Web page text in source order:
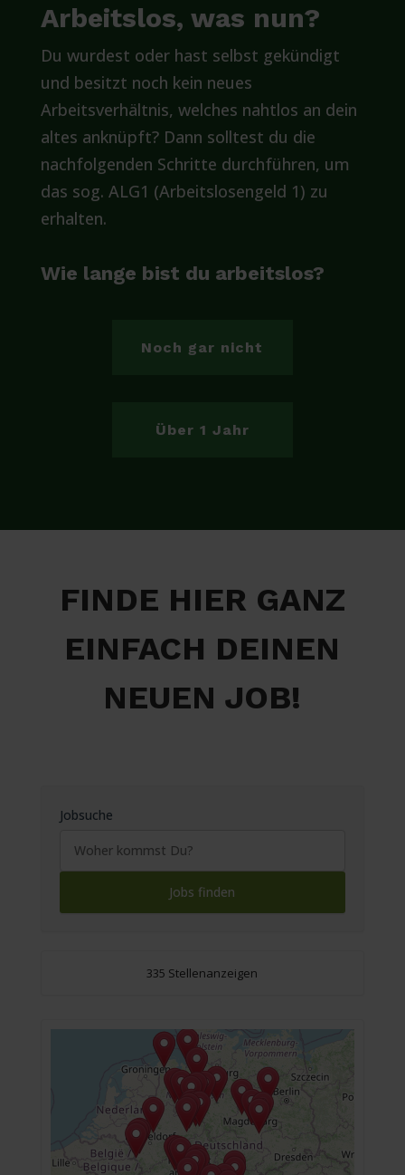
Arbeitslos, was nun?
Du wurdest oder hast selbst gekündigt
und besitzt noch kein neues
Arbeitsverhältnis, welches nahtlos an dein
altes anknüpft? Dann solltest du die
nachfolgenden Schritte durchführen, um
das sog. ALG1 (Arbeitslosengeld 1) zu
erhalten.
Wie lange bist du arbeitslos?
Noch gar nicht
Über 1 Jahr
FINDE HIER GANZ
EINFACH DEINEN
NEUEN JOB!
Jobsuche
335 Stellenanzeigen